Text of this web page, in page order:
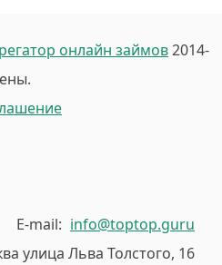
онлайн займов2014-
E-mail: info@toptop.guru
улица Льва Толстого, 16